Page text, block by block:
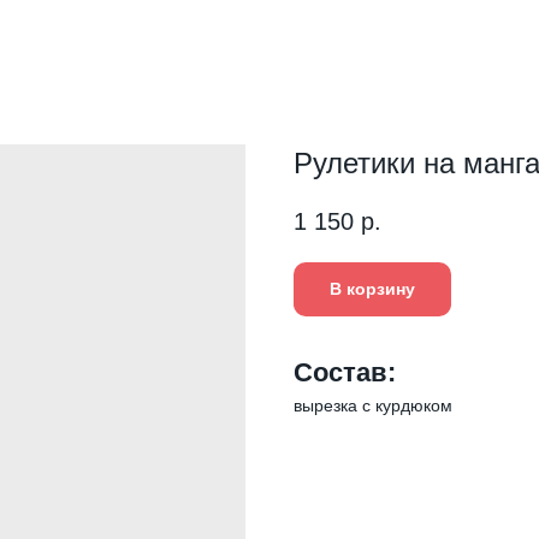
Рулетики на
1 150 р.
В корзину
Состав:
вырезка с курдюком